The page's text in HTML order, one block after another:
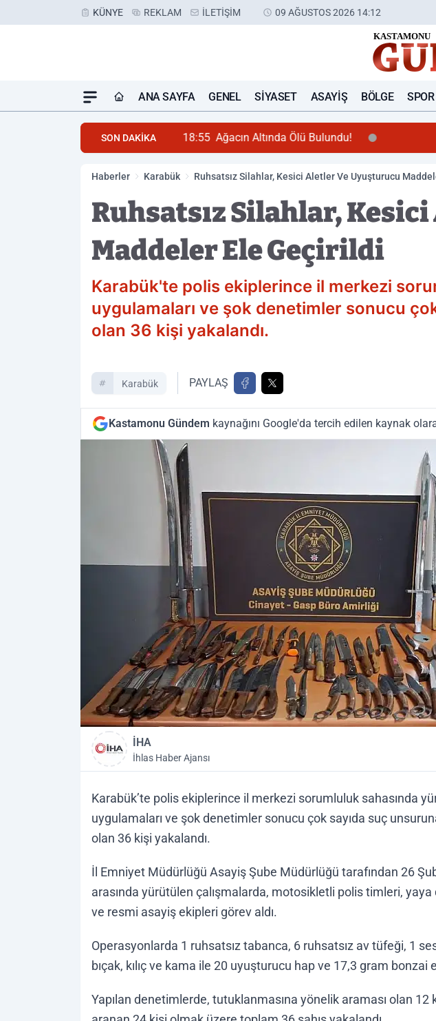
KÜNYE REKLAM İLETIŞIM 09 AĞUSTOS 2026 14:12
ANA SAYFA GENEL SIYASET ASAYIŞ BÖLGE SPOR
SON DAKİKA 18:55 Ağacın Altında Ölü Bulundu!
Haberler Karabük Ruhsatsız Silahlar, Kesici Aletler Ve Uyuşturucu
Ruhsatsız Silahlar,
Maddeler Ele Geçirildi
Karabük'te polis ekiplerince il merkezi
uygulamaları ve şok denetimler sonucu
olan 36 kişi yakalandı.
Karabük PAYLAŞ
Kastamonu Gündem kaynağını Google'da tercih edilen kaynak
İHA
İhlas Haber Ajansı
Karabük’te polis ekiplerince il merkezi sorumluluk sahasında
uygulamaları ve şok denetimler sonucu çok sayıda suç
olan 36 kişi yakalandı.
İl Emniyet Müdürlüğü Asayiş Şube Müdürlüğü tarafından 26
arasında yürütülen çalışmalarda, motosikletli polis timleri, yaya
ve resmi asayiş ekipleri görev aldı.
Operasyonlarda 1 ruhsatsız tabanca, 6 ruhsatsız av tüfeği, 1
bıçak, kılıç ve kama ile 20 uyuşturucu hap ve 17,3 gram bonzai
Yapılan denetimlerde, tutuklanmasına yönelik araması olan